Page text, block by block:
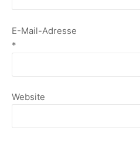
E-Mail-Adresse
*
Website